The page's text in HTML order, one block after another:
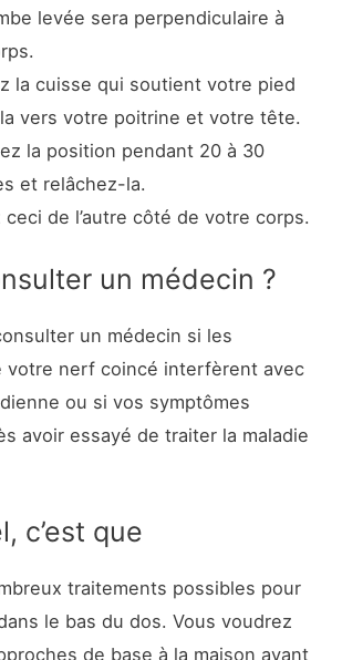
levée sera perpendiculaire à
la cuisse qui soutient votre pied
vers votre poitrine et votre tête.
la position pendant 20 à 30
et relâchez-la.
ceci de l’autre côté de votre corps.
un médecin ?
un médecin si les
votre nerf coincé interfèrent avec
ou si vos symptômes
avoir essayé de traiter la maladie
c’est que
traitements possibles pour
le bas du dos. Vous voudrez
de base à la maison avant